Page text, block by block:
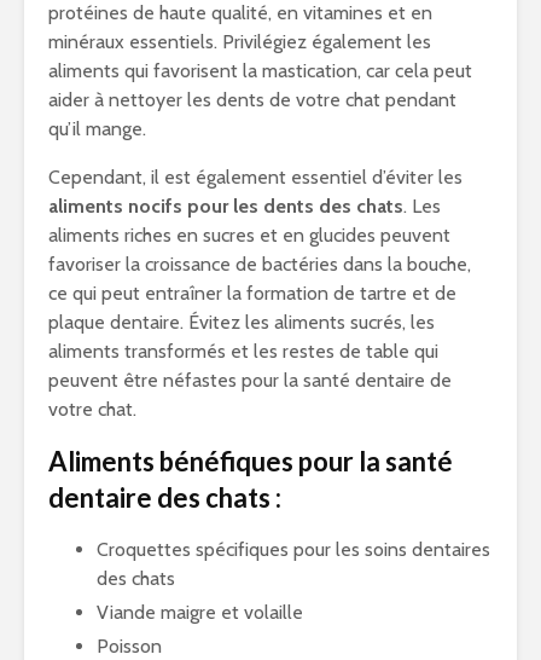
protéines de haute qualité, en vitamines et en
minéraux essentiels. Privilégiez également les
aliments qui favorisent la mastication, car cela peut
aider à nettoyer les dents de votre chat pendant
qu’il mange.
Cependant, il est également essentiel d’éviter les
aliments nocifs pour les dents des chats. Les
aliments riches en sucres et en glucides peuvent
favoriser la croissance de bactéries dans la bouche,
ce qui peut entraîner la formation de tartre et de
plaque dentaire. Évitez les aliments sucrés, les
aliments transformés et les restes de table qui
peuvent être néfastes pour la santé dentaire de
votre chat.
Aliments bénéfiques pour la santé
dentaire des chats :
Croquettes spécifiques pour les soins dentaires
des chats
Viande maigre et volaille
Poisson